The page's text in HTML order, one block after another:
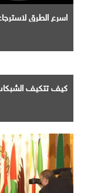
اسرع الطرق
كيف تتكيف